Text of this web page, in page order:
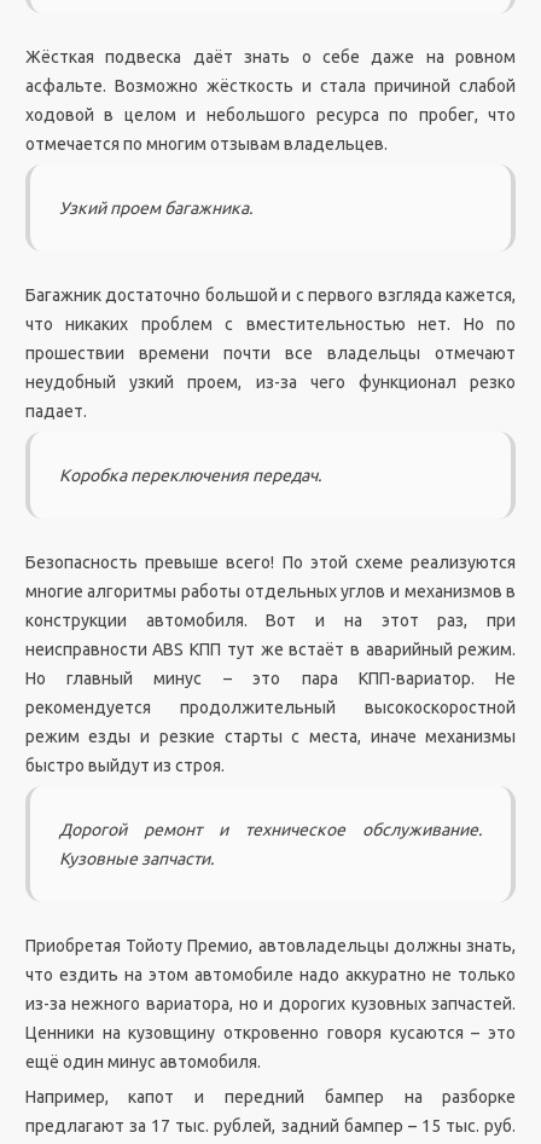
Жёсткая подвеска даёт знать о себе даже на ровном
асфальте. Возможно жёсткость и стала причиной слабой
ходовой в целом и небольшого ресурса по пробег, что
отмечается по многим отзывам владельцев.
Узкий проем багажника.
Багажник достаточно большой и с первого взгляда кажется,
что никаких проблем с вместительностью нет. Но по
прошествии времени почти все владельцы отмечают
неудобный узкий проем, из-за чего функционал резко
падает.
Коробка переключения передач.
Безопасность превыше всего! По этой схеме реализуются
многие алгоритмы работы отдельных углов и механизмов в
конструкции автомобиля. Вот и на этот раз, при
неисправности ABS КПП тут же встаёт в аварийный режим.
Но главный минус – это пара КПП-вариатор. Не
рекомендуется продолжительный высокоскоростной
режим езды и резкие старты с места, иначе механизмы
быстро выйдут из строя.
Дорогой ремонт и техническое обслуживание.
Кузовные запчасти.
Приобретая Тойоту Премио, автовладельцы должны знать,
что ездить на этом автомобиле надо аккуратно не только
из-за нежного вариатора, но и дорогих кузовных запчастей.
Ценники на кузовщину откровенно говоря кусаются – это
ещё один минус автомобиля.
Например, капот и передний бампер на разборке
предлагают за 17 тыс. рублей, задний бампер – 15 тыс. руб.